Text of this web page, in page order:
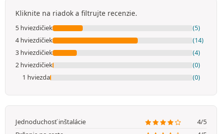
Kliknite na riadok a filtrujte recenzie.
5 hviezdičiek (5)
4 hviezdičiek (14)
3 hviezdičiek (4)
2 hviezdičiek (0)
1 hviezda (0)
Jednoduchosť inštalácie
4/5